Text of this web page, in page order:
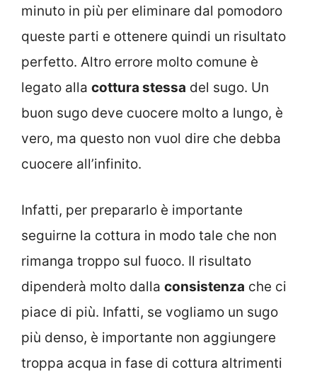
minuto in più per eliminare dal pomodoro
queste parti e ottenere quindi un risultato
perfetto. Altro errore molto comune è
legato alla cottura stessa del sugo. Un
buon sugo deve cuocere molto a lungo, è
vero, ma questo non vuol dire che debba
cuocere all’infinito.
Infatti, per prepararlo è importante
seguirne la cottura in modo tale che non
rimanga troppo sul fuoco. Il risultato
dipenderà molto dalla consistenza che ci
piace di più. Infatti, se vogliamo un sugo
più denso, è importante non aggiungere
troppa acqua in fase di cottura altrimenti